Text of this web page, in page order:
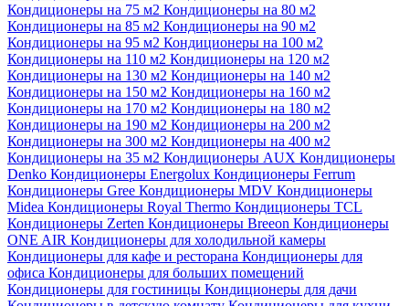
Кондиционеры на 75 м2 Кондиционеры на 80 м2
Кондиционеры на 85 м2 Кондиционеры на 90 м2
Кондиционеры на 95 м2 Кондиционеры на 100 м2
Кондиционеры на 110 м2 Кондиционеры на 120 м2
Кондиционеры на 130 м2 Кондиционеры на 140 м2
Кондиционеры на 150 м2 Кондиционеры на 160 м2
Кондиционеры на 170 м2 Кондиционеры на 180 м2
Кондиционеры на 190 м2 Кондиционеры на 200 м2
Кондиционеры на 300 м2 Кондиционеры на 400 м2
Кондиционеры на 35 м2 Кондиционеры AUX Кондиционеры
Denko Кондиционеры Energolux Кондиционеры Ferrum
Кондиционеры Gree Кондиционеры MDV Кондиционеры
Midea Кондиционеры Royal Thermo Кондиционеры TCL
Кондиционеры Zerten Кондиционеры Breeon Кондиционеры
ONE AIR Кондиционеры для холодильной камеры
Кондиционеры для кафе и ресторана Кондиционеры для
офиса Кондиционеры для больших помещений
Кондиционеры для гостиницы Кондиционеры для дачи